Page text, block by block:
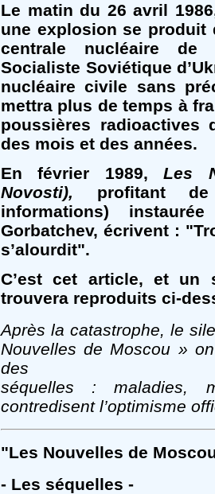
Le matin du 26 avril
une explosion se produit
centrale nucléaire de
Socialiste Soviétique
nucléaire civile sans
mettra plus de temps à
poussières radioactives
des mois et des années.
En février 1989,Les
Novosti), profitant de
informations)
Gorbatchev, écrivent :
s’alourdit".
C’est cet article, et un
trouvera reproduits ci-
Après la catastrophe, le
Nouvelles de Moscou »
des
séquelles : maladies,
contredisent l’optimisme
"Les Nouvelles de
- Les séquelles -